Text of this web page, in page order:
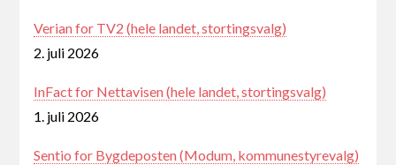
Verian for TV2 (hele landet, stortingsvalg)
2. juli 2026
InFact for Nettavisen (hele landet, stortingsvalg)
1. juli 2026
Sentio for Bygdeposten (Modum, kommunestyrevalg)